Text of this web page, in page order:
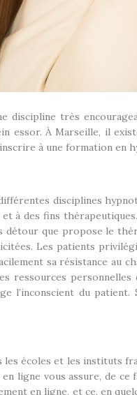
très
essor. À Marseille, il
à une formation en
disciplines
à des fins
que propose le
Les patients
sa résistance au
ressources
l’inconscient du
écoles et les instituts
vous assure, de ce
en ligne, et ce, en